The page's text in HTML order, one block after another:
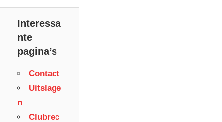
Interessa
nte
pagina’s
Contact
Uitslage
n
Clubrec